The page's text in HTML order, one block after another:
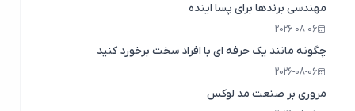
مهندسی برندها برای پسا اینده
2026-08-06
چگونه مانند یک حرفه ای با افراد سخت برخورد کنید
2026-08-06
مروری بر صنعت مد لوکس